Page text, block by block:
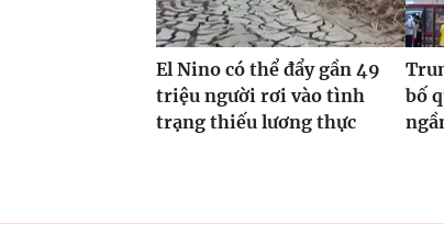
El Nino có thể đẩy gần 49
triệu người rơi vào tình
trạng thiếu lương thực
bố